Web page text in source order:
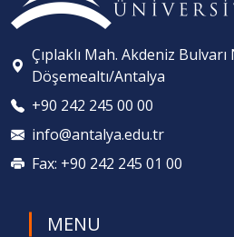
Çıplaklı Mah. Akdeniz Bulvarı
Döşemealtı/Antalya
+90 242 245 00 00
info@antalya.edu.tr
Fax: +90 242 245 01 00
MENU